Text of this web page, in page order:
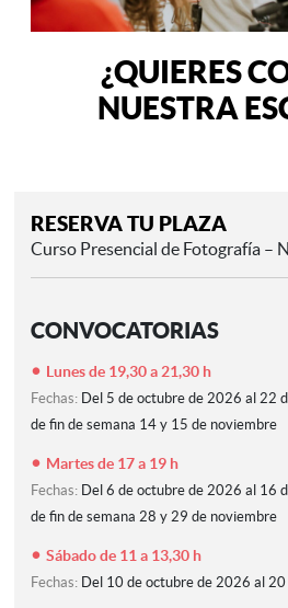
¿QUIERES
NUESTRA
RESERVA TU PLAZA
Curso Presencial de Fotografía –
CONVOCATORIAS
Lunes de 19,30 a 21,30 h
Fechas:Del 5 de octubre de 2026 al 22
de fin de semana 14 y 15 de noviembre
Martes de 17 a 19 h
Fechas:Del 6 de octubre de 2026 al 16
de fin de semana 28 y 29 de noviembre
Sábado de 11 a 13,30 h
Fechas:Del 10 de octubre de 2026 al